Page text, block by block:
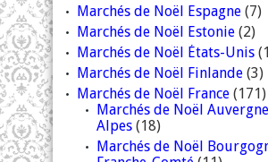
Marchés de Noël Espagne (7)
Marchés de Noël Estonie (2)
Marchés de Noël États-Unis
Marchés de Noël Finlande (3)
Marchés de Noël France (171)
Marchés de Noël
Alpes (18)
Marchés de Noël